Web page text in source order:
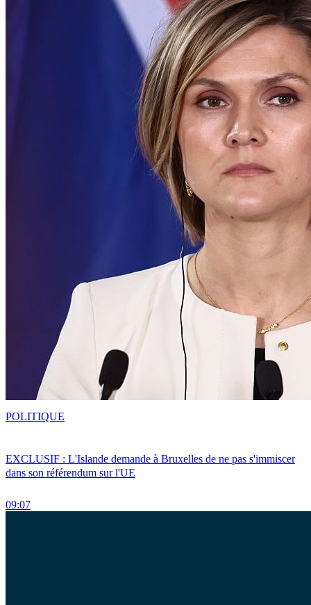
EXCLUSIF : L'Islande demande à Bruxelles de ne pas s'immiscer
dans son référendum sur l'UE
09:07
POLITIQUE